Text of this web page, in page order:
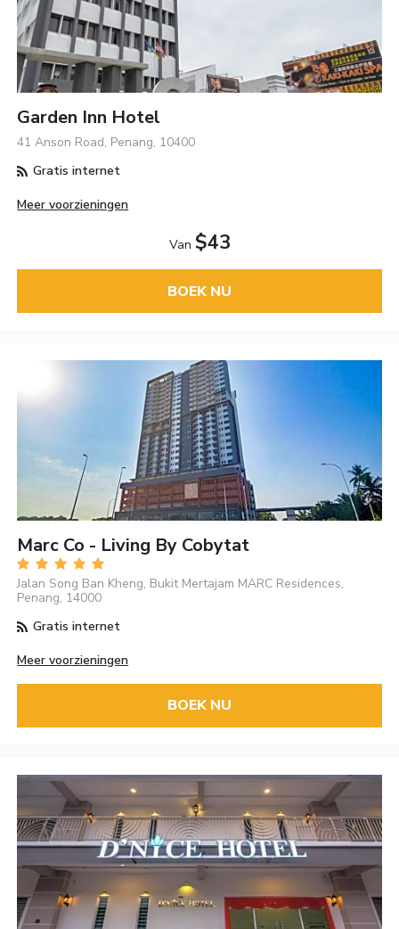
Garden Inn Hotel
41 Anson Road, Penang, 10400
Gratis internet
Meer voorzieningen
Van $43
BOEK NU
Marc Co - Living By Cobytat
Jalan Song Ban Kheng, Bukit Mertajam MARC Residences,
Penang, 14000
Gratis internet
Meer voorzieningen
BOEK NU